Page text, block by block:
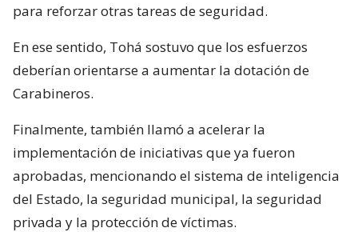
para reforzar otras tareas de seguridad.
En ese sentido, Tohá sostuvo que los esfuerzos
deberían orientarse a aumentar la dotación de
Carabineros.
Finalmente, también llamó a acelerar la
implementación de iniciativas que ya fueron
aprobadas, mencionando el sistema de inteligencia
del Estado, la seguridad municipal, la seguridad
privada y la protección de víctimas.